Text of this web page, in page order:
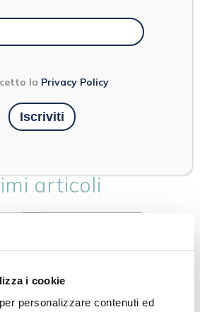
i cookie
personalizzare contenuti ed
DELLA
articoli
la Privacy Policy